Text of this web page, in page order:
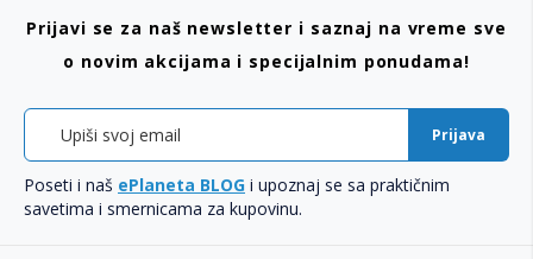
Prijavi se za naš newsletter i saznaj na vreme sve
o novim akcijama i specijalnim ponudama!
Prijava
Poseti i naš ePlaneta BLOG i upoznaj se sa praktičnim
savetima i smernicama za kupovinu.